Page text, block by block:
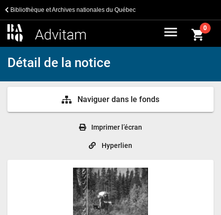
Bibliothèque et Archives nationales du Québec
menu shopping_cart0
Détail de la notice
Naviguer dans le fonds
Imprimer l’écran
Hyperlien